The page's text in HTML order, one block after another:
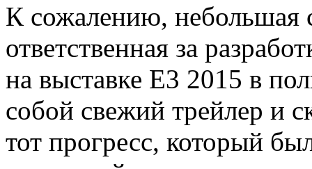
К сожалению, небольшая
ответственная за
на выставке E3 2015 в
собой свежий трейлер и
тот прогресс, который